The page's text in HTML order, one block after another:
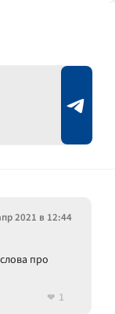
2021 в 12:44
про
1